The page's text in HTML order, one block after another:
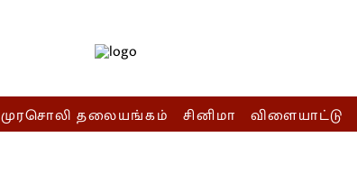
முரசொலி தலையங்கம் சினிமா விளையாட்டு